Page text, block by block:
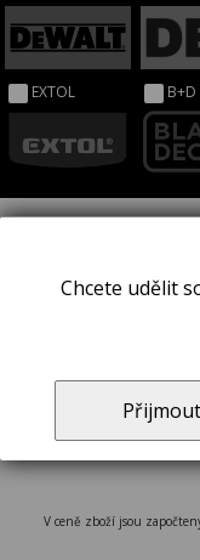
EXTOL B+D
Vodováha
V ceně zboží jsou
Chcete udělit
Přijmout